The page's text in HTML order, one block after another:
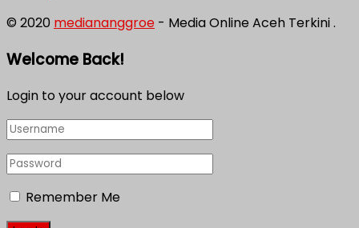
© 2020 mediananggroe - Media Online Aceh Terkini .
Welcome Back!
Login to your account below
Remember Me